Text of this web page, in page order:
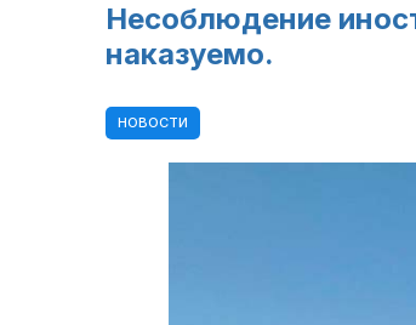
Несоблюдение
наказуемо.
НОВОСТИ